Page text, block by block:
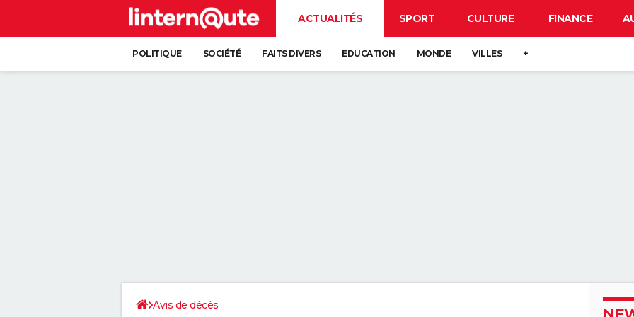
ACTUALITÉS SPORT CULTURE FINANCE
POLITIQUE SOCIÉTÉ FAITS DIVERS EDUCATION MONDE VILLES +
Avis de décès